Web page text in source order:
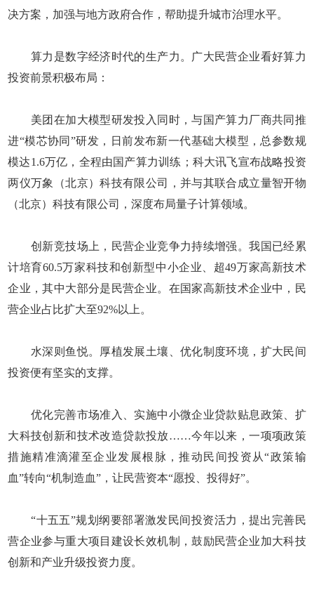
决方案，加强与地方政府合作，帮助提升城市治理水平。
算力是数字经济时代的生产力。广大民营企业看好算力
投资前景积极布局：
美团在加大模型研发投入同时，与国产算力厂商共同推
进“模芯协同”研发，日前发布新一代基础大模型，总参数规
模达1.6万亿，全程由国产算力训练；科大讯飞宣布战略投资
两仪万象（北京）科技有限公司，并与其联合成立量智开物
（北京）科技有限公司，深度布局量子计算领域。
创新竞技场上，民营企业竞争力持续增强。我国已经累
计培育60.5万家科技和创新型中小企业、超49万家高新技术
企业，其中大部分是民营企业。在国家高新技术企业中，民
营企业占比扩大至92%以上。
水深则鱼悦。厚植发展土壤、优化制度环境，扩大民间
投资便有坚实的支撑。
优化完善市场准入、实施中小微企业贷款贴息政策、扩
大科技创新和技术改造贷款投放……今年以来，一项项政策
措施精准滴灌至企业发展根脉，推动民间投资从“政策输
血”转向“机制造血”，让民营资本“愿投、投得好”。
“十五五”规划纲要部署激发民间投资活力，提出完善民
营企业参与重大项目建设长效机制，鼓励民营企业加大科技
创新和产业升级投资力度。